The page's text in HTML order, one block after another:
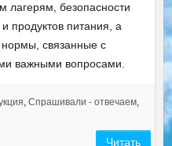
лагерям, безопасности
продуктов питания, а
нормы, связанные с
важными вопросами.
, Спрашивали - отвечаем,
Читать